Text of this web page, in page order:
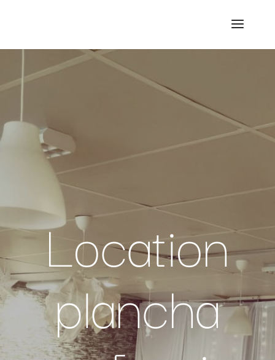
Location
plancha